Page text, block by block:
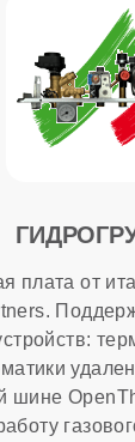
есть
ГВС
плата от
шине